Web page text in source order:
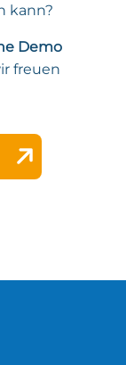
kann?
Demo
freuen